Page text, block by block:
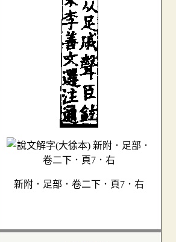
新附．足部．卷二下．頁7．右